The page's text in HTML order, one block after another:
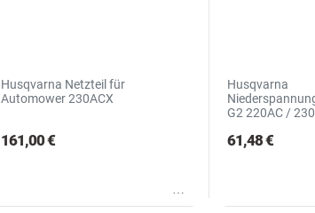
Husqvarna Netzteil für
Automower 230ACX
161,00 €
Husqvarna
G2 220AC /
61,48 €